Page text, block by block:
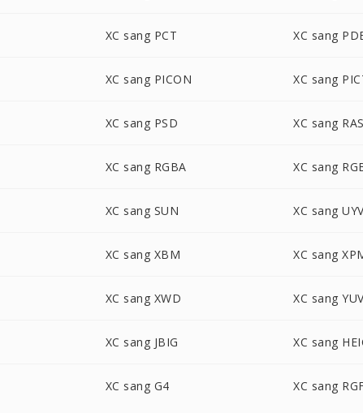
XC sang PCT XC sang
XC sang PICON XC sang
XC sang PSD XC sang
XC sang RGBA XC sang
XC sang SUN XC sang
XC sang XBM XC sang
XC sang XWD XC sang
XC sang JBIG XC sang
XC sang G4 XC sang